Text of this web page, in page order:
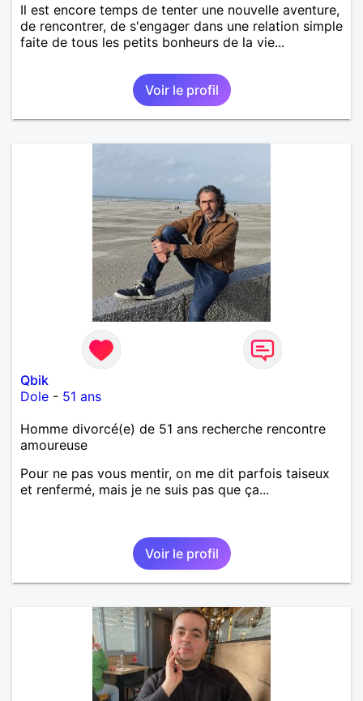
Il est encore temps de tenter une nouvelle aventure,
de rencontrer, de s'engager dans une relation simple
faite de tous les petits bonheurs de la vie...
Voir le profil
Qbik
Dole - 51 ans
Homme divorcé(e) de 51 ans recherche rencontre
amoureuse
Pour ne pas vous mentir, on me dit parfois taiseux
et renfermé, mais je ne suis pas que ça...
Voir le profil